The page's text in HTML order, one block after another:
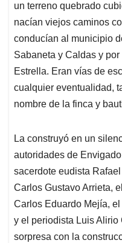
un terreno quebrado
nacían viejos caminos
conducían al municipio
Sabaneta y Caldas y
Estrella. Eran vías de
cualquier eventualidad,
nombre de la finca y
La construyó en un
autoridades de
sacerdote eudista
Carlos Gustavo Arrieta,
Carlos Eduardo Mejía,
y el periodista Luis
sorpresa con la